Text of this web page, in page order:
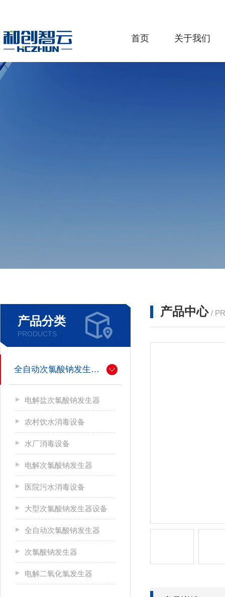
首页 关于我们
产品分类
PRODUCTS
全自动次氯酸钠发生器厂家
电解盐次氯酸钠发生器
农村饮水消毒设备
水厂消毒设备
电解次氯酸钠发生器
医院污水消毒设备
大型次氯酸钠发生器设备
全自动次氯酸钠发生器
次氯酸钠发生器
电解二氧化氯发生器
产品中心 /